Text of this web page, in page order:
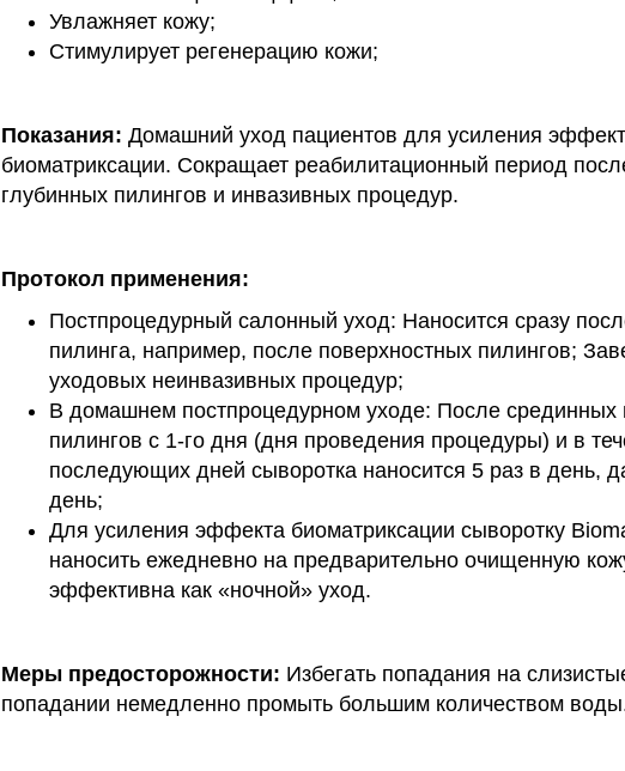
Увлажняет кожу;
Стимулирует регенерацию кожи;
Показания: Домашний уход пациентов для усиления
биоматриксации. Сокращает реабилитационный период
глубинных пилингов и инвазивных процедур.
Протокол применения:
Постпроцедурный салонный уход: Наносится сразу
пилинга, например, после поверхностных пилингов;
уходовых неинвазивных процедур;
В домашнем постпроцедурном уходе: После срединных
пилингов с 1-го дня (дня проведения процедуры) и в
последующих дней сыворотка наносится 5 раз в день,
день;
Для усиления эффекта биоматриксации сыворотку
наносить ежедневно на предварительно очищенную
эффективна как «ночной» уход.
Меры предосторожности: Избегать попадания на
попадании немедленно промыть большим количеством